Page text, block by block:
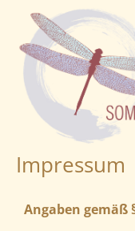
Impressum
Angaben gemäß